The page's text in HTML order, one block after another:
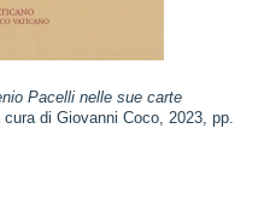
Pacelli nelle sue carte
cura di Giovanni Coco, 2023, pp.